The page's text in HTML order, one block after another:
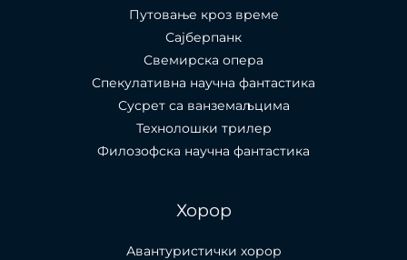
Путовање кроз време
Сајберпанк
Свемирска опера
Спекулативна научна фантастика
Сусрет са ванземаљцима
Технолошки трилер
Филозофска научна фантастика
Хорор
Авантуристички хорор